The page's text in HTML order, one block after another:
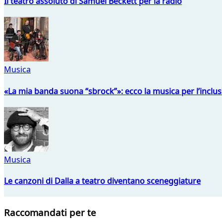
Musica
«La mia banda suona “sbrock”»: ecco la musica per
Musica
Le canzoni di Dalla a teatro diventano sceneggiature
Raccomandati per te